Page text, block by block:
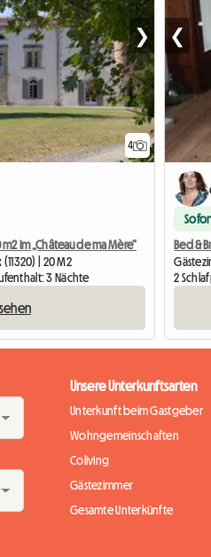
4
❯
im „Château de ma Mère“
| 20 M2
3 Nächte
❮
Bed &
2
Unsere Unterkunftsarten
Unterkunft beim Gastgeber
Wohngemeinschaften
Coliving
Gästezimmer
Gesamte Unterkünfte